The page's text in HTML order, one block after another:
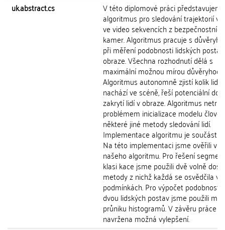
uk.abstract.cs
V této diplomové práci
algoritmus pro sledování trajektorií
ve video sekvencích z bezpečnostních
kamer. Algoritmus pracuje s
při měření podobnosti lidských
obraze. Všechna rozhodnutí dělá s
maximální možnou mírou
Algoritmus autonomně zjistí kolik lidí
nachází ve scéně, řeší potenciální
zakrytí lidí v obraze. Algoritmus netrpí
problémem inicializace modelu
některé jiné metody sledování lidí.
Implementace algoritmu je součástí
Na této implementaci jsme ověřili
našeho algoritmu. Pro řešení
klasi kace jsme použili dvě volně
metody z nichž každá se osvědčila v
podmínkách. Pro výpočet podobnosti
dvou lidských postav jsme použili
průniku histogramů. V závěru práce
navržena možná vylepšení.